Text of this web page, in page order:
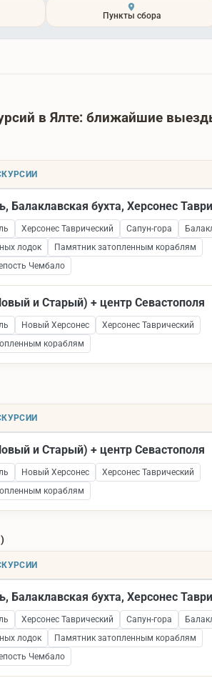
Пункты сбора
в Ялте: ближайшие
Балаклавская бухта, Херсонес
Херсонес Таврический Сапун-гора
лодок
Памятник затопленным кораблям
Чембало
и Старый) + центр Севастополя
Новый Херсонес
Херсонес Таврический
кораблям
и Старый) + центр Севастополя
Новый Херсонес
Херсонес Таврический
кораблям
Балаклавская бухта, Херсонес
Херсонес Таврический Сапун-гора
лодок
Памятник затопленным кораблям
Чембало